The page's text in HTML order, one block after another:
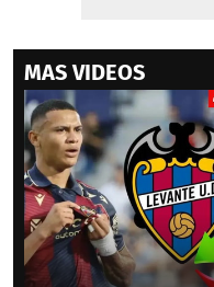
MAS VIDEOS